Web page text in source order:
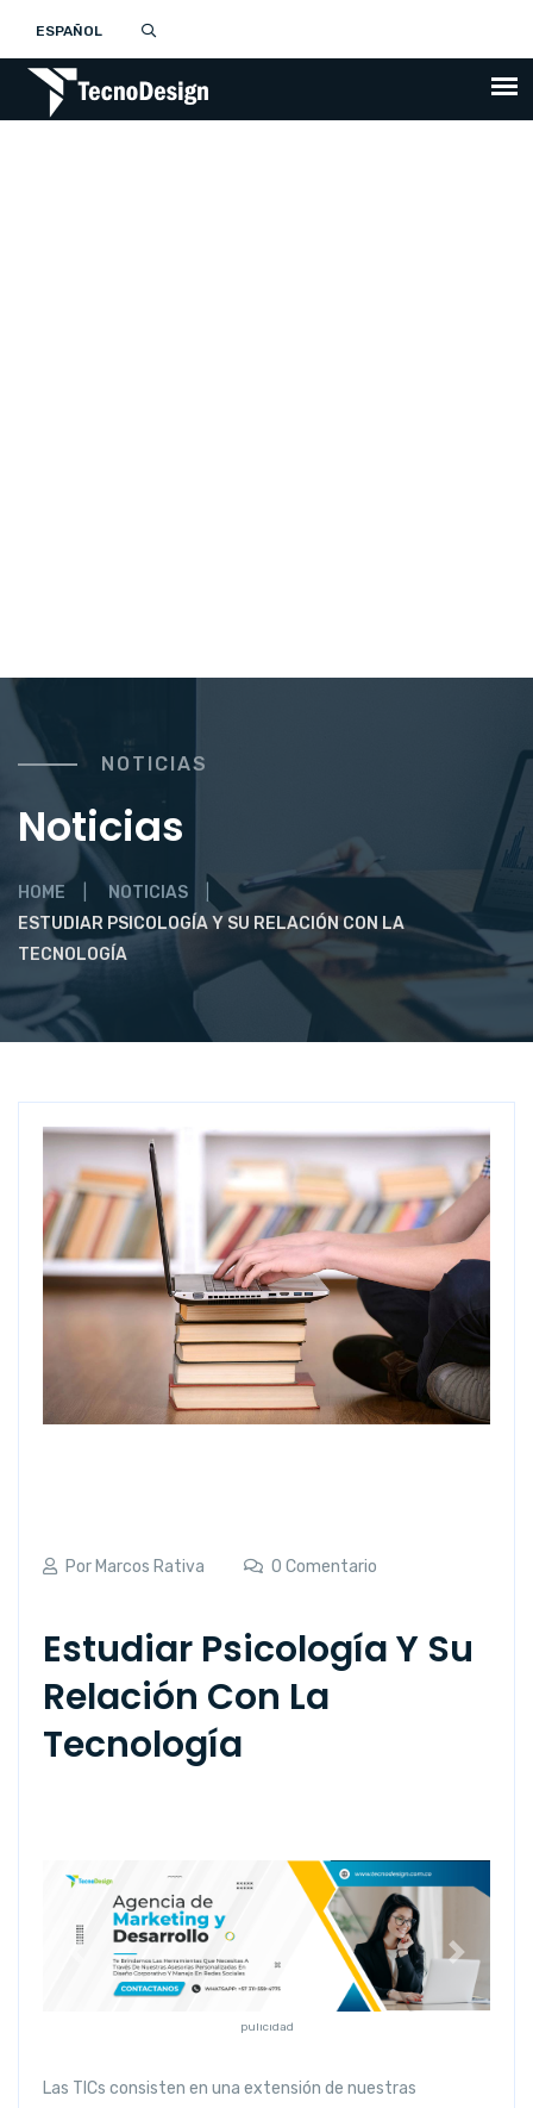
ESPAÑOL
NOTICIAS
Noticias
HOME
NOTICIAS
ESTUDIAR PSICOLOGÍA Y SU RELACIÓN CON LA
TECNOLOGÍA
PorMarcos Rativa 0 Comentario
Estudiar Psicología Y Su
Relación Con La
Tecnología
pulicidad
Anterior Siguiente
Las TICs consisten en una extensión de nuestras